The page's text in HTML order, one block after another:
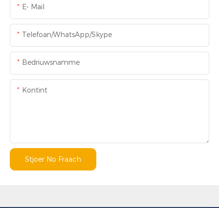
E- Mail
Telefoan/WhatsApp/Skype
Bedriuwsnamme
Kontint
Stjoer No Fraach